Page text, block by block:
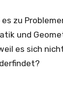
zu
und
es sich